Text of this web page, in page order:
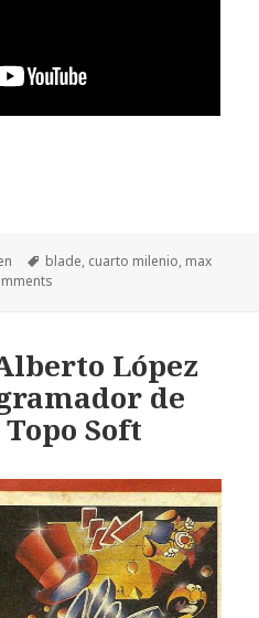
Etiquetas
blade, cuarto milenio, max
López
de
Soft